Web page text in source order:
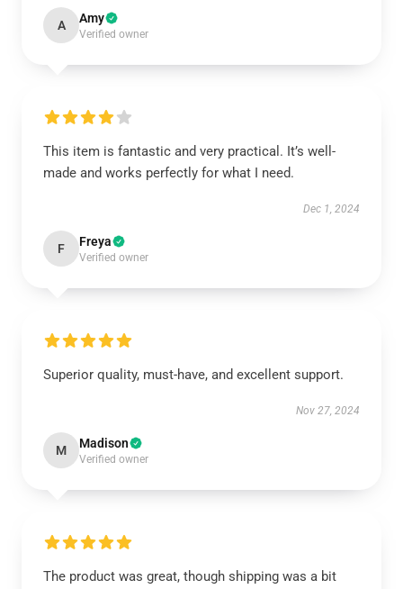
A Amy
Verified owner
This item is fantastic and very practical. It’s well-
made and works perfectly for what I need.
Dec 1, 2024
F Freya
Verified owner
Superior quality, must-have, and excellent support.
Nov 27, 2024
M Madison
Verified owner
The product was great, though shipping was a bit